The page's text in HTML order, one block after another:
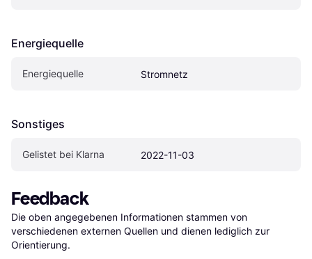
Energiequelle
Energiequelle Stromnetz
Sonstiges
Gelistet bei Klarna 2022-11-03
Feedback
Die oben angegebenen Informationen stammen von
verschiedenen externen Quellen und dienen lediglich zur
Orientierung.